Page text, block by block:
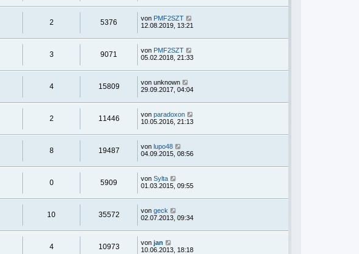
2 5376 von PMF2SZT
12.08.2019, 13:21
3 9071 von PMF2SZT
05.02.2018, 21:33
4 15809 von unknown
29.09.2017, 04:04
2 11446 von paradoxon
10.05.2016, 21:13
8 19487 von lupo48
04.09.2015, 08:56
0 5909 von Sylta
01.03.2015, 09:55
10 35572 von geck
02.07.2013, 09:34
4 10973 von jan
10.06.2013, 18:18